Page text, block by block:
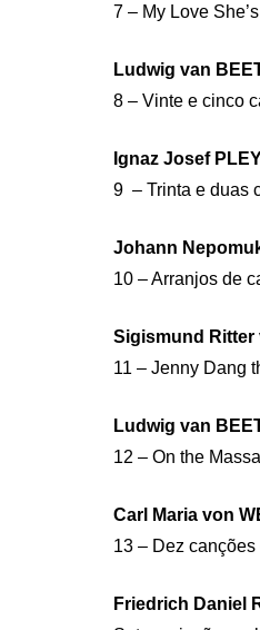
7 – My Love
Ludwig van
8 – Vinte e cinco
Ignaz Josef
9 – Trinta e duas
Johann
10 – Arranjos de
Sigismund Ritter
11 – Jenny Dang
Ludwig van
12 – On the
Carl Maria von
13 – Dez
Friedrich Daniel